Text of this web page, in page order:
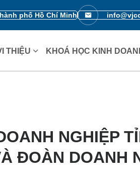
phố Hồ Chí Minh
THIỆU KHOÁ HỌC KINH
NGHIỆP
ĐOÀN DOANH